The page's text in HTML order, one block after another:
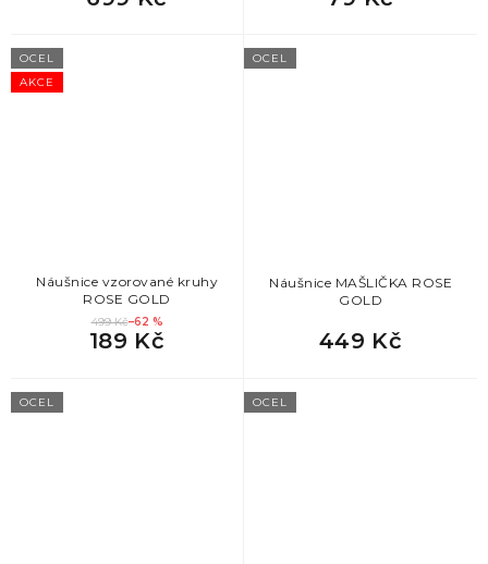
AKCE
OCEL
Náušnice vzorované kruhy
ROSE GOLD
499 Kč–62 %
189 Kč
OCEL
Náušnice MAŠLIČKA ROSE
GOLD
449 Kč
OCEL OCEL